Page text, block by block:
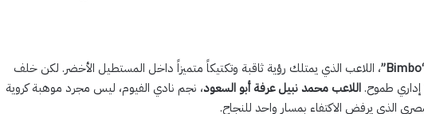
، اللاعب الذي يمتلك رؤية ثاقبة وتكتيكاً متميزاً داخل المستطيل الأخضر. لكن خلف
طموح.اللاعب محمد نبيل عرفة أبو السعود، نجم نادي الفيوم، ليس مجرد موهبة كروية
الذي يرفض الاكتفاء بمسار واحد للنجاح.